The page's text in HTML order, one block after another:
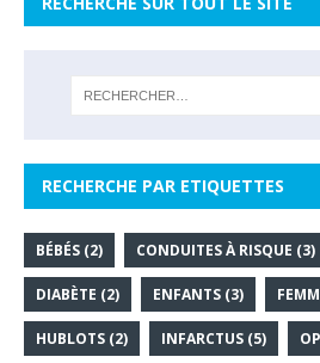
RECHERCHE PAR ETIQUETTES
BÉBÉS (2) CONDUITES À RISQUE (3)
DIABÈTE (2) ENFANTS (3)
HUBLOTS (2) INFARCTUS (5)